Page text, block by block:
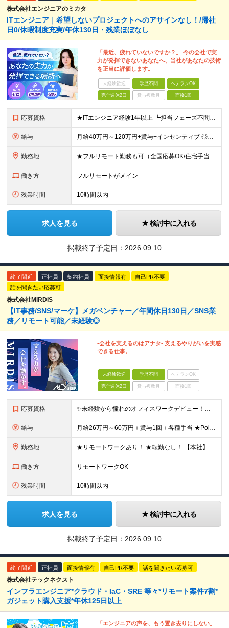
株式会社エンジニアのミカタ
ITエンジニア｜希望しないプロジェクトへのアサインなし！/帰社
日0/休暇制度充実/年休130日・残業ほぼなし
「最近、疲れていないですか？」 今の会社で実
力が発揮できないあなたへ、当社があなたの技術
を正当に評価します。
未経験歓迎 学歴不問 ベテランOK
完全週休2日 賞与複数月 面接1回
応募資格 ★ITエンジニア経験1年以上 ┗担当フェーズ不問 ┗経験年数不問（1年未満でもOK） ★年齢・学歴不問 ■ブランクありOK ■第二新卒歓迎 ■前職の雇用形態も一切不問 ■20代・30代の若手から
給与 月給40万円～120万円+賞与+インセンティブ ◎入社した全員が年収UPしています！平均170万円UP！ ※経験・能力などを考慮の上、決定します。 ※月30時間（76,000円～）の固定残業代を含みま
勤務地 ★フルリモート勤務も可（全国応募OK/住宅手当を支給します） ※案件によって出勤が必要になる場合があります。 ※希望がない限り、転勤はありません ※U・Iターン歓迎 【拠点】 ◆本社／東京都新宿区西
働き方 フルリモートがメイン
残業時間 10時間以内
求人を見る 検討中に入れる
掲載終了予定日： 2026.09.10
終了間近 正社員 契約社員 面接情報有
自己PR不要
話を聞きたい応募可
株式会社MIRDIS
【IT事務/SNS/マーケ】メガベンチャー／年間休日130日／SNS業
務／リモート可能／未経験◎
-会社を支えるのはアナタ- 支えるやりがいを実感
できる仕事。
未経験歓迎 学歴不問 ベテランOK
完全週休2日 賞与複数月 面接1回
応募資格 ✨未経験から憧れのオフィスワークデビュー！人柄・意欲重視の採用です✨ ＼学歴・経験不問！第二新卒歓迎♪／ 充実の研修制度あり◎ Web面接OK！ 「やってみたい！」その気持ちが応募資格です♪ ▼
給与 月給26万円～60万円＋賞与1回＋各種手当 ★Point：経験者の方は100％年収UPでの待遇提示も可能！ ※試用期間6カ月 ※期間中は月給23万円以上～スタート ※期間中は契約社員
勤務地 ★リモートワークあり！ ★転勤なし！ 【本社】東京都港区虎ノ門1-16-16 虎ノ門一丁目MGビル ∟虎ノ門駅から徒歩3分のピカピカのオフィス ※その他、1都3県を中心としたプロジェクト先 ※親会
働き方 リモートワークOK
残業時間 10時間以内
求人を見る 検討中に入れる
掲載終了予定日： 2026.09.10
終了間近 正社員 面接情報有 自己PR不要 話を聞きたい応募可
株式会社テックネクスト
インフラエンジニア*クラウド・IaC・SRE 等々*リモート案件7割*
ガジェット購入支援*年休125日以上
「エンジニアの声を、もう置き去りにしない」